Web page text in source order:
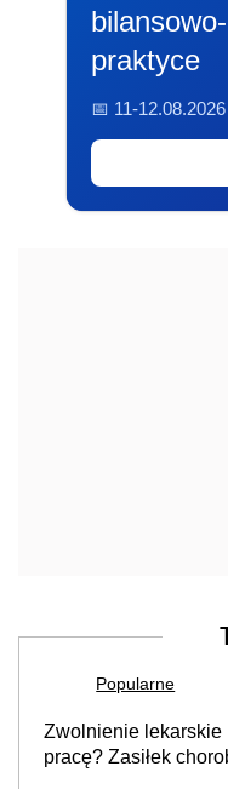
praktyce
📅 11-12.08.2026
Popularne
Zwolnienie lekarskie
pracę? Zasiłek